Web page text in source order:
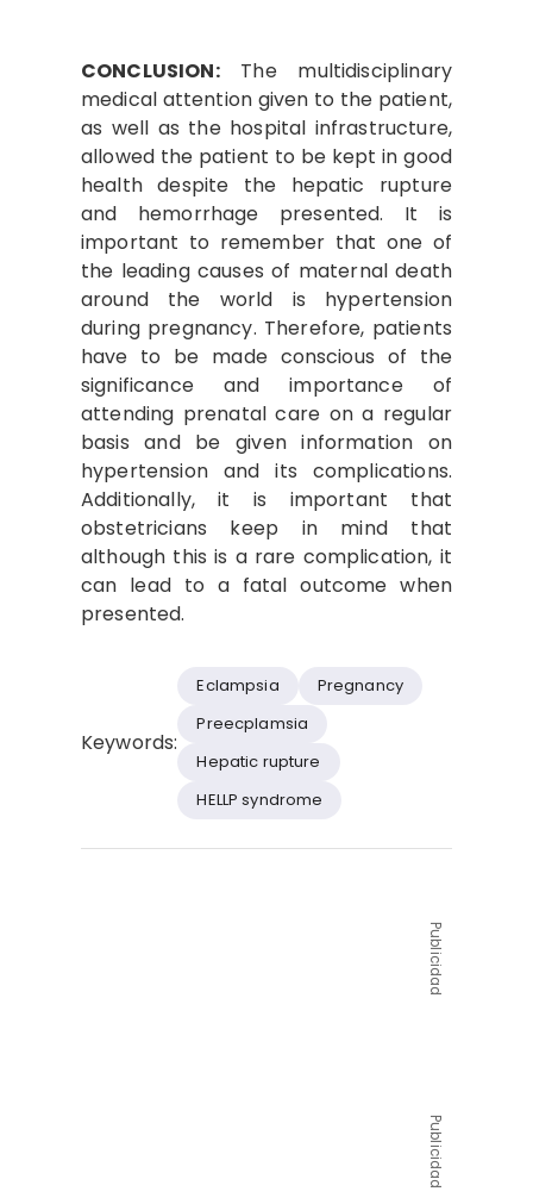
CONCLUSION:The multidisciplinary
medical attention given to the patient,
as well as the hospital infrastructure,
allowed the patient to be kept in good
health despite the hepatic rupture
and hemorrhage presented. It is
important to remember that one of
the leading causes of maternal death
around the world is hypertension
during pregnancy. Therefore, patients
have to be made conscious of the
significance and importance of
attending prenatal care on a regular
basis and be given information on
hypertension and its complications.
Additionally, it is important that
obstetricians keep in mind that
although this is a rare complication, it
can lead to a fatal outcome when
presented.
Keywords:
Eclampsia
Pregnancy
Preecplamsia
Hepatic rupture
HELLP syndrome
Publicidad
Publicidad